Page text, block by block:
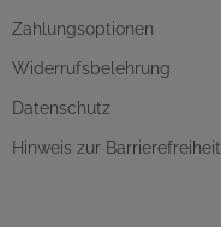
Zahlungsoptionen
Widerrufsbelehrung
Datenschutz
Hinweis zur Barrierefreiheit